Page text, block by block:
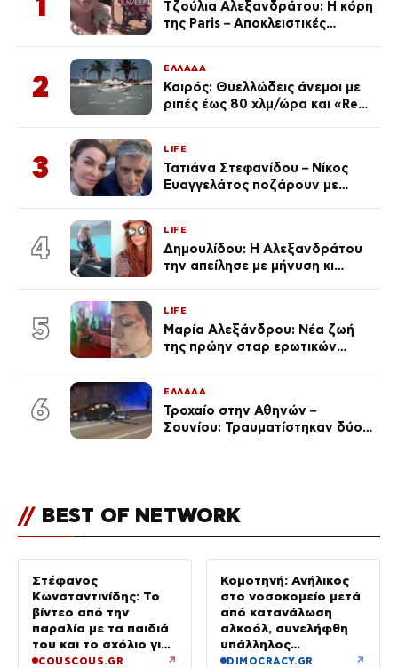
Τζούλια Αλεξανδράτου: Η κόρη
της Paris – Αποκλειστικές
2
ΕΛΛΑΔΑ
Καιρός: Θυελλώδεις άνεμοι με
ριπές έως 80 χλμ/ώρα και «Red
3
LIFE
Τατιάνα Στεφανίδου – Νίκος
Ευαγγελάτος ποζάρουν με
4
LIFE
Δημουλίδου: Η Αλεξανδράτου
την απείλησε με μήνυση κι
ποια είσαι σοκαρίστικα»
5
LIFE
Μαρία Αλεξάνδρου: Νέα ζωή
της πρώην σταρ ερωτικών
(Φωτογραφίες)
6
ΕΛΛΑΔΑ
Τροχαίο στην Αθηνών –
Σουνίου: Τραυματίστηκαν δύο
// BEST OF NETWORK
Στέφανος
Κωνσταντινίδης: Το
βίντεο από την
παραλία με τα παιδιά
του και το σχόλιο για
την ηλικία του
COUSCOUS.GR ↗
Κομοτηνή: Ανήλικος
στο νοσοκομείο μετά
από κατανάλωση
αλκοόλ, συνελήφθη
υπάλληλος
καταστήματος
DIMOCRACY.GR ↗